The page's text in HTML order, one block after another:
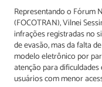
Representando o Fórum
(FOCOTRAN), Vilnei
infrações registradas no
de evasão, mas da falta
modelo eletrônico por
atenção para
usuários com menor